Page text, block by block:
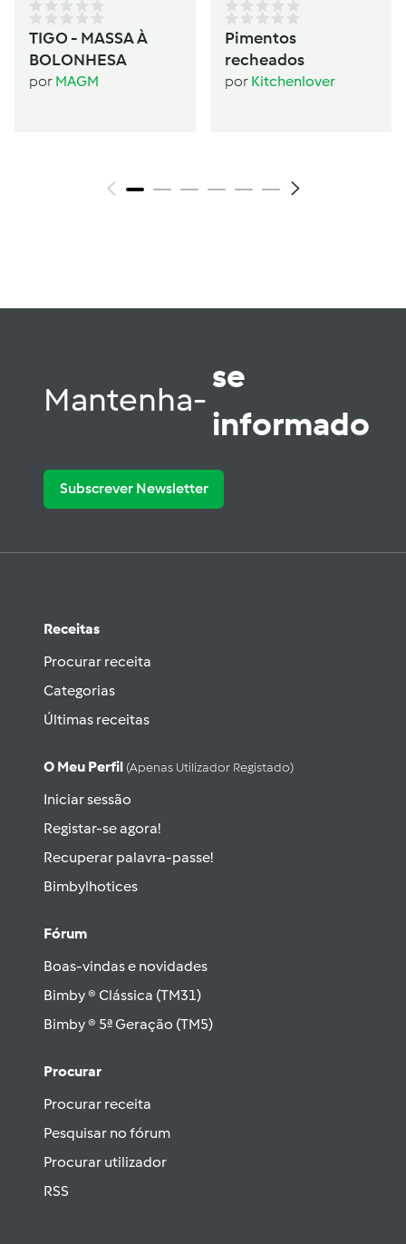
TIGO - MASSA À
BOLONHESA
por MAGM
Pimentos
recheados
por Kitchenlover
Mantenha-
se
informado
Subscrever Newsletter
Receitas
Procurar receita
Categorias
Últimas receitas
O Meu Perfil (apenas Utilizador Registado)
Iniciar sessão
Registar-se agora!
Recuperar palavra-passe!
Bimbylhotices
Fórum
Boas-vindas e novidades
Bimby ® Clássica (TM31)
Bimby ® 5ª Geração (TM5)
Procurar
Procurar receita
Pesquisar no fórum
Procurar utilizador
RSS